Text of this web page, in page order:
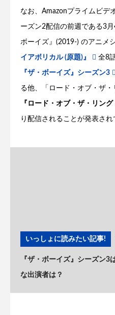
なお、Amazonプライムビデ
ーズン2配信の前週である3
ボーイズ』(2019-) のアニメ
イアボリカル (原題)』 全8
『ザ・ボーイズ』シーズン3
る他、「ロード・オブ・ザ
『ロード・オブ・ザ・リング
り配信されることが発表され
いっしょに読みたい記事!
『ザ・ボーイズ』シーズン3
な出演者は？